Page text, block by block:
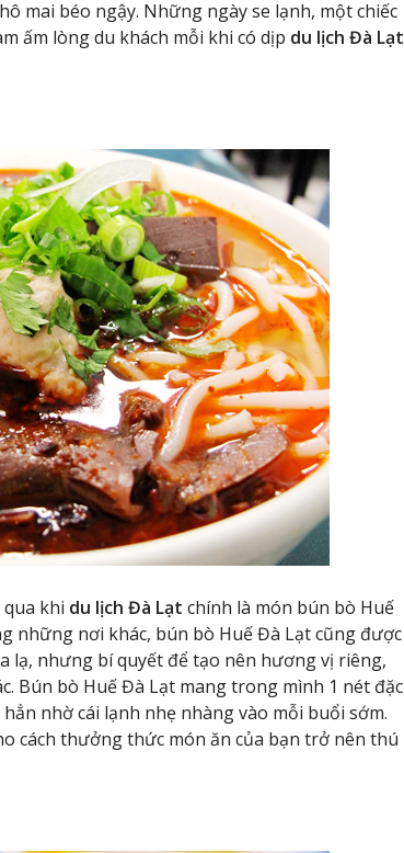
mai béo ngậy. Những ngày se lạnh, một chiếc
ấm lòng du khách mỗi khi có dịp du lịch Đà Lạt
khi du lịch Đà Lạt chính là món bún bò Huế
những nơi khác, bún bò Huế Đà Lạt cũng được
lạ, nhưng bí quyết để tạo nên hương vị riêng,
Bún bò Huế Đà Lạt mang trong mình 1 nét đặc
nhờ cái lạnh nhẹ nhàng vào mỗi buổi sớm.
cách thưởng thức món ăn của bạn trở nên thú